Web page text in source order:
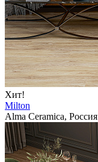
Хит!
Milton
Alma Ceramica, Россия